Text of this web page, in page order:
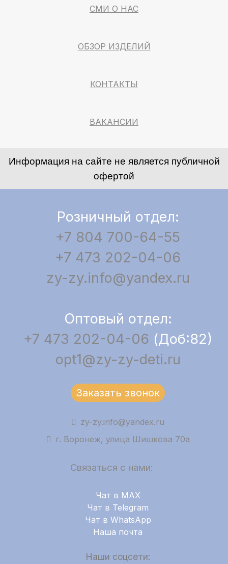
СМИ О НАС
ОБЗОР ИЗДЕЛИЙ
КОНТАКТЫ
ВАКАНСИИ
Информация на сайте не является публичной
офертой
Розничный отдел:
+7 804 700-64-55
+7 473 202-04-06
zy-zy.info@yandex.ru
Оптовый отдел:
+7 473 202-04-06 (Доб:82)
opt1@zy-zy-deti.ru
Заказать звонок
zy-zy.info@yandex.ru
г. Воронеж, улица Шишкова 70а
Связаться с нами:
Чат в MAX
Чат в Telegram
Чат в WhatsApp
Наша почта
Наши соцсети: